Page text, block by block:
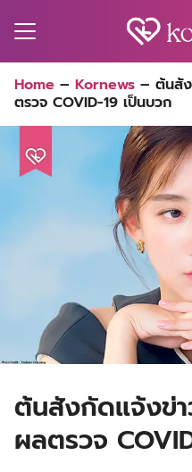
for:
Home – Kornews – ต้นสั
ตรวจ COVID-19 เป็นบวก
ต้นสังกัดแจ้งข่
ผลตรวจ